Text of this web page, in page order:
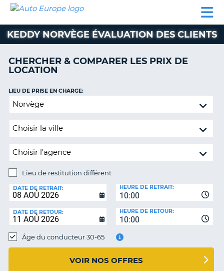
LOCATION
VOITURE
CAMPING-
CAR
CLIENT
AUTO
EUROPE
LOCATION
VOITURE
CAMPING-
CAR
PARTENAIRES
SUPPORT
CLIENT
COMPTE
MA
KEDDY NORVÈGE ÉVALUATION DES CLIENTS
CHERCHER & COMPARER LES PRIX DE
LOCATION
Lieu
restitution
LIEU DE PRISE EN CHARGE:
Lieu de restitution différent
DE
RESTITUTION:
DATE DE RETRAIT:
10:00
HEURE DE RETRAIT:
DATE DE RETOUR:
10:00
HEURE DE RETOUR:
Âge du conducteur 30-65
VOIR NOS OFFRES